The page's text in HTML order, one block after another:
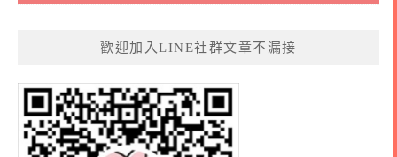
歡迎加入LINE社群文章不漏接